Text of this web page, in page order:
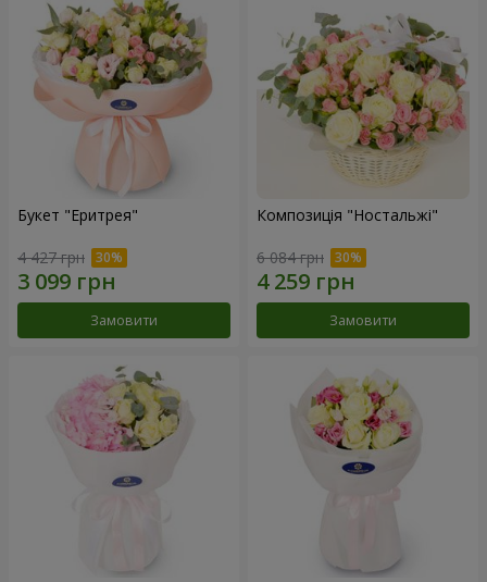
Букет "Еритрея"
4 427 грн
Замовити
Композиція "Ностальжі"
6 084 грн
Замовити